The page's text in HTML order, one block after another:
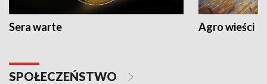
Sera warte Agro wieści
SPOŁECZEŃSTWO